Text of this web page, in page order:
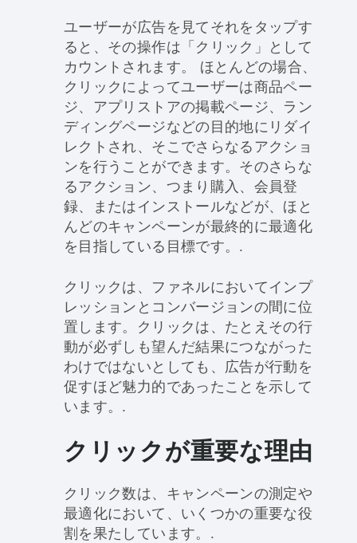
ユーザーが広告を見てそれをタップす
ると、その操作は「クリック」として
カウントされます。 ほとんどの場合、
クリックによってユーザーは商品ペー
ジ、アプリストアの掲載ページ、ラン
ディングページなどの目的地にリダイ
レクトされ、そこでさらなるアクショ
ンを行うことができます。そのさらな
るアクション、つまり購入、会員登
録、またはインストールなどが、ほと
んどのキャンペーンが最終的に最適化
を目指している目標です。.
クリックは、ファネルにおいてインプ
レッションとコンバージョンの間に位
置します。クリックは、たとえその行
動が必ずしも望んだ結果につながった
わけではないとしても、広告が行動を
促すほど魅力的であったことを示して
います。.
クリックが重要な理由
クリック数は、キャンペーンの測定や
最適化において、いくつかの重要な役
割を果たしています。.